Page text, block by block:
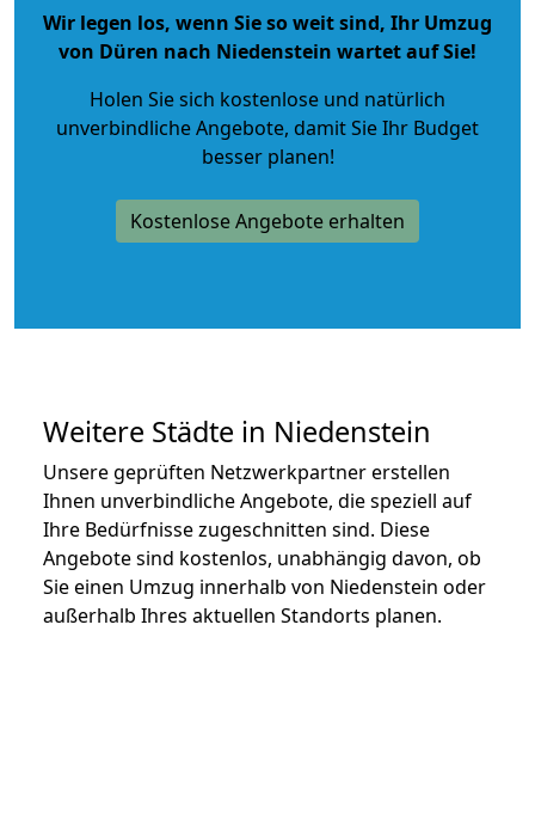
Wir legen los, wenn Sie so weit sind, Ihr Umzug
von Düren nach Niedenstein wartet auf Sie!
Holen Sie sich kostenlose und natürlich
unverbindliche Angebote, damit Sie Ihr Budget
besser planen!
Kostenlose Angebote erhalten
Weitere Städte in Niedenstein
Unsere geprüften Netzwerkpartner erstellen
Ihnen unverbindliche Angebote, die speziell auf
Ihre Bedürfnisse zugeschnitten sind. Diese
Angebote sind kostenlos, unabhängig davon, ob
Sie einen Umzug innerhalb von Niedenstein oder
außerhalb Ihres aktuellen Standorts planen.